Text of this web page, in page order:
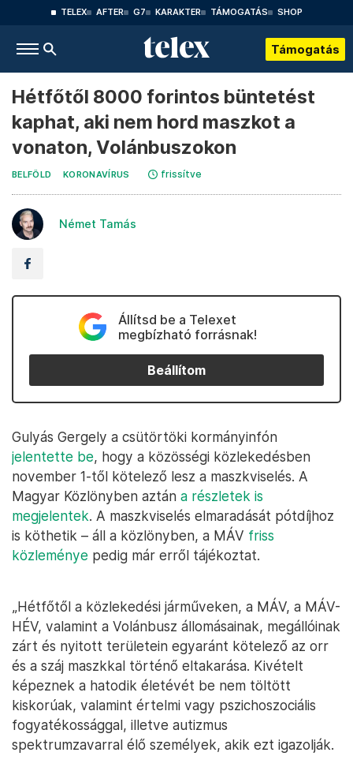
TELEX AFTER G7 KARAKTER TÁMOGATÁS SHOP
Támogatás
Hétfőtől 8000 forintos büntetést
kaphat, aki nem hord maszkot a
vonaton, Volánbuszokon
BELFÖLD KORONAVÍRUS frissítve
Német Tamás
Állítsd be a Telexet
megbízható forrásnak!
Beállítom
Gulyás Gergely a csütörtöki kormányinfón
jelentette be, hogy a közösségi közlekedésben
november 1-től kötelező lesz a maszkviselés. A
Magyar Közlönyben aztán a részletek is
megjelentek. A maszkviselés elmaradását pótdíjhoz
is köthetik – áll a közlönyben, a MÁV friss
közleménye pedig már erről tájékoztat.
„Hétfőtől a közlekedési járműveken, a MÁV, a MÁV-
HÉV, valamint a Volánbusz állomásainak, megállóinak
zárt és nyitott területein egyaránt kötelező az orr
és a száj maszkkal történő eltakarása. Kivételt
képeznek a hatodik életévét be nem töltött
kiskorúak, valamint értelmi vagy pszichoszociális
fogyatékossággal, illetve autizmus
spektrumzavarral élő személyek, akik ezt igazolják.